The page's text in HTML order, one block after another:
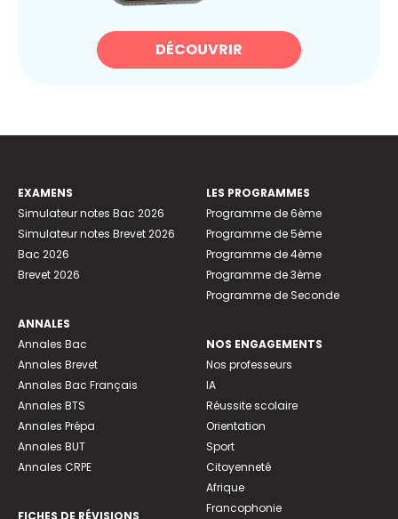
DÉCOUVRIR
EXAMENS
Simulateur notes Bac 2026
Simulateur notes Brevet 2026
Bac 2026
Brevet 2026
ANNALES
Annales Bac
Annales Brevet
Annales Bac Français
Annales BTS
Annales Prépa
Annales BUT
Annales CRPE
FICHES DE RÉVISIONS
LES PROGRAMMES
Programme de 6ème
Programme de 5ème
Programme de 4ème
Programme de 3ème
Programme de Seconde
NOS ENGAGEMENTS
Nos professeurs
IA
Réussite scolaire
Orientation
Sport
Citoyenneté
Afrique
Francophonie